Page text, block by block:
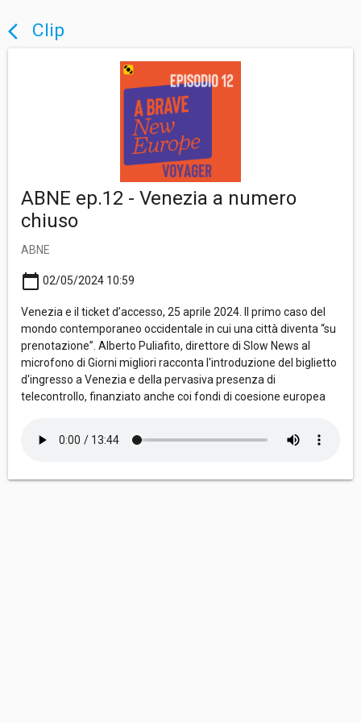
arrow_back_ios Clip
ABNE ep.12 - Venezia a numero
chiuso
ABNE
calendar_today 02/05/2024 10:59
Venezia e il ticket d’accesso, 25 aprile 2024. Il primo caso del
mondo contemporaneo occidentale in cui una città diventa “su
prenotazione”. Alberto Puliafito, direttore di Slow News al
microfono di Giorni migliori racconta l'introduzione del biglietto
d'ingresso a Venezia e della pervasiva presenza di
telecontrollo, finanziato anche coi fondi di coesione europea